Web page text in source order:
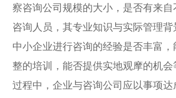
察咨询公司规模的大小，是否有来
咨询人员，其专业知识与实际管理
中小企业进行咨询的经验是否丰富
整的培训，能否提供实地观摩的机
过程中，企业与咨询公司应以事项